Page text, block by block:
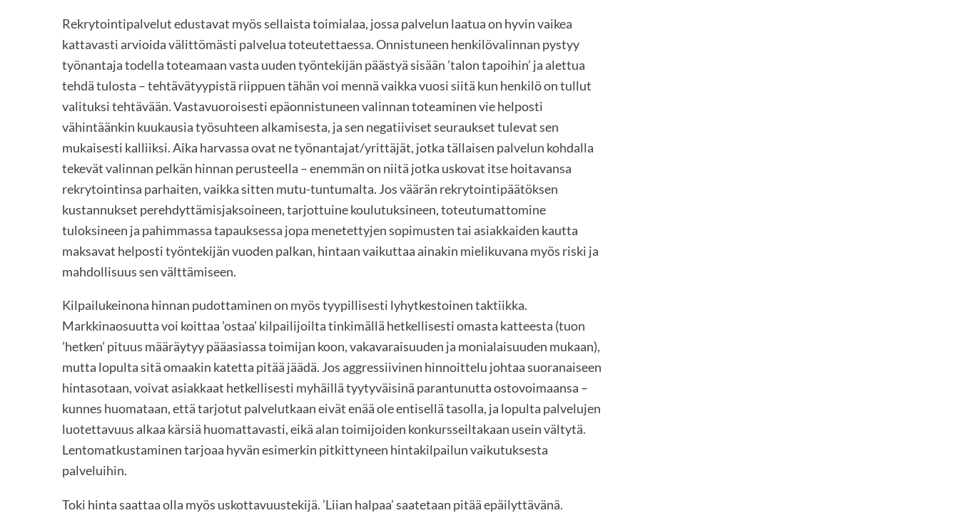
Rekrytointipalvelut edustavat myös sellaista toimialaa, jossa palvelun laatua on hyvin vaikea
kattavasti arvioida välittömästi palvelua toteutettaessa. Onnistuneen henkilövalinnan pystyy
työnantaja todella toteamaan vasta uuden työntekijän päästyä sisään ’talon tapoihin’ ja alettua
tehdä tulosta – tehtävätyypistä riippuen tähän voi mennä vaikka vuosi siitä kun henkilö on tullut
valituksi tehtävään. Vastavuoroisesti epäonnistuneen valinnan toteaminen vie helposti
vähintäänkin kuukausia työsuhteen alkamisesta, ja sen negatiiviset seuraukset tulevat sen
mukaisesti kalliiksi. Aika harvassa ovat ne työnantajat/yrittäjät, jotka tällaisen palvelun kohdalla
tekevät valinnan pelkän hinnan perusteella – enemmän on niitä jotka uskovat itse hoitavansa
rekrytointinsa parhaiten, vaikka sitten mutu-tuntumalta. Jos väärän rekrytointipäätöksen
kustannukset perehdyttämisjaksoineen, tarjottuine koulutuksineen, toteutumattomine
tuloksineen ja pahimmassa tapauksessa jopa menetettyjen sopimusten tai asiakkaiden kautta
maksavat helposti työntekijän vuoden palkan, hintaan vaikuttaa ainakin mielikuvana myös riski ja
mahdollisuus sen välttämiseen.
Kilpailukeinona hinnan pudottaminen on myös tyypillisesti lyhytkestoinen taktiikka.
Markkinaosuutta voi koittaa ’ostaa’ kilpailijoilta tinkimällä hetkellisesti omasta katteesta (tuon
’hetken’ pituus määräytyy pääasiassa toimijan koon, vakavaraisuuden ja monialaisuuden mukaan),
mutta lopulta sitä omaakin katetta pitää jäädä. Jos aggressiivinen hinnoittelu johtaa suoranaiseen
hintasotaan, voivat asiakkaat hetkellisesti myhäillä tyytyväisinä parantunutta ostovoimaansa –
kunnes huomataan, että tarjotut palvelutkaan eivät enää ole entisellä tasolla, ja lopulta palvelujen
luotettavuus alkaa kärsiä huomattavasti, eikä alan toimijoiden konkursseiltakaan usein vältytä.
Lentomatkustaminen tarjoaa hyvän esimerkin pitkittyneen hintakilpailun vaikutuksesta
palveluihin.
Toki hinta saattaa olla myös uskottavuustekijä. ’Liian halpaa’ saatetaan pitää epäilyttävänä.